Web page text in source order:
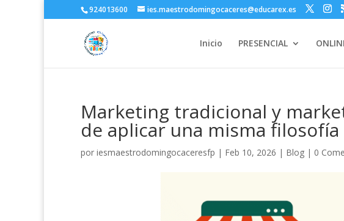
924013600 ies.maestrodomingocaceres@educarex.es
Inicio PRESENCIAL
Marketing tradicional y
de aplicar una misma
por iesmaestrodomingocaceresfp | Feb 10, 2026 | Blog | 0